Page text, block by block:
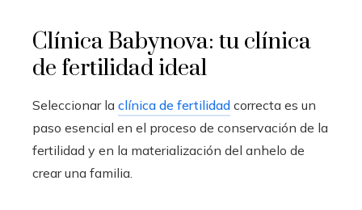
Clínica Babynova: tu clínica
de fertilidad ideal
Seleccionar la clínica de fertilidad correcta es un
paso esencial en el proceso de conservación de la
fertilidad y en la materialización del anhelo de
crear una familia.